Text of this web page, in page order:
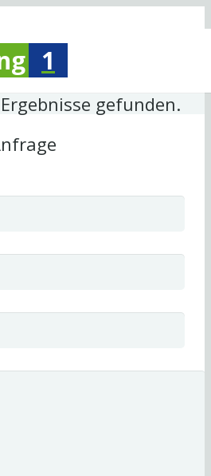
1
gefunden.